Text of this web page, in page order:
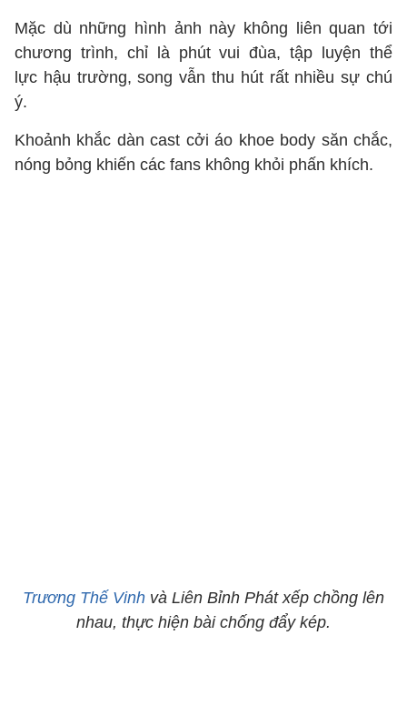
Mặc dù những hình ảnh này không liên quan tới
chương trình, chỉ là phút vui đùa, tập luyện thể
lực hậu trường, song vẫn thu hút rất nhiều sự chú
ý.
Khoảnh khắc dàn cast cởi áo khoe body săn chắc,
nóng bỏng khiến các fans không khỏi phấn khích.
Trương Thế Vinh và Liên Bỉnh Phát xếp chồng lên
nhau, thực hiện bài chống đẩy kép.